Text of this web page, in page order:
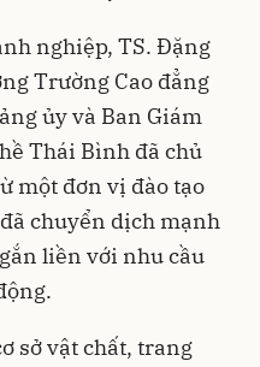
nghiệp, TS. Đặng
Trường Cao đẳng
ủy và Ban Giám
Thái Bình đã chủ
một đơn vị đào tạo
chuyển dịch mạnh
liền với nhu cầu
sở vật chất, trang